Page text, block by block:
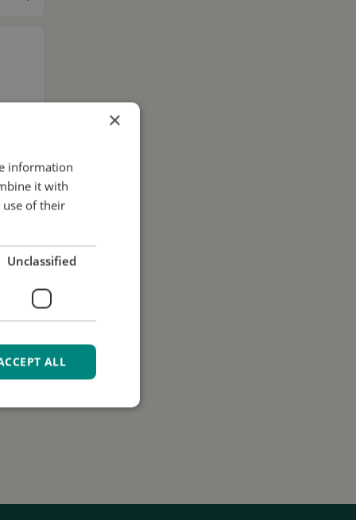
×
information
it with
of their
Unclassified
ALL